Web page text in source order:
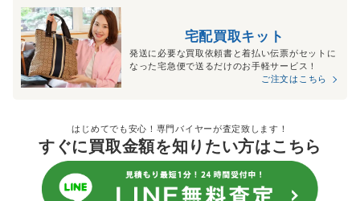
宅配買取キット
発送に必要な買取依頼書と着払い伝票がセットに
なった宅急便で送るだけのお手軽サービス！
ご注文はこちら
はじめてでも安心！専門バイヤーが査定致します！
すぐに買取金額を知りたい方はこちら